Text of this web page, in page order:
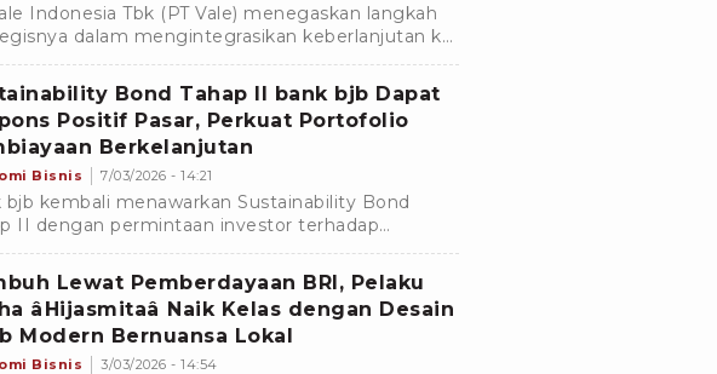
Indonesia Tbk (PT Vale) menegaskan langkah
dalam mengintegrasikan keberlanjutan ke
strategi pembiayaan melalui perolehan fasilitas
Linked Loan (SLL) senilai US$750 juta,
opsi greenshoe tambahan sebesar US$250
Bond Tahap II bank bjb Dapat
Positif Pasar, Perkuat Portofolio
Berkelanjutan
Bisnis 7/03/2026 - 14:21
bjb kembali menawarkan Sustainability Bond
II dengan permintaan investor terhadap
Bond bank bjb telah mencapai Rp932,4
Lewat Pemberdayaan BRI, Pelaku
âHijasmitaâ Naik Kelas dengan Desain
Modern Bernuansa Lokal
Bisnis 3/03/2026 - 14:54